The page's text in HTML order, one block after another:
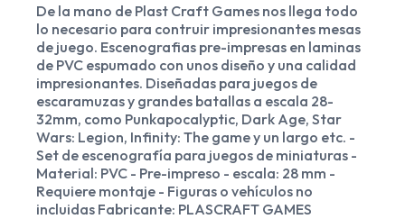
De la mano de Plast Craft Games nos llega todo
lo necesario para contruir impresionantes mesas
de juego. Escenografias pre-impresas en laminas
de PVC espumado con unos diseño y una calidad
impresionantes. Diseñadas para juegos de
escaramuzas y grandes batallas a escala 28-
32mm, como Punkapocalyptic, Dark Age, Star
Wars: Legion, Infinity: The game y un largo etc. -
Set de escenografía para juegos de miniaturas -
Material: PVC - Pre-impreso - escala: 28 mm -
Requiere montaje - Figuras o vehículos no
incluidas Fabricante: PLASCRAFT GAMES